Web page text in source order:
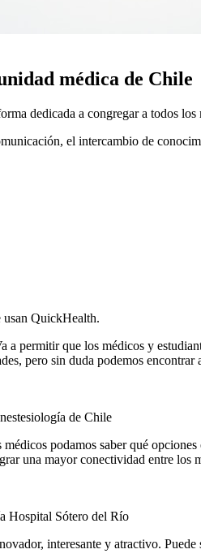
médica de Chile
dedicada a congregar a todos
el intercambio de
usan QuickHealth.
a permitir que los médicos y
pero sin duda podemos
de Chile
podamos saber qué
una mayor conectividad entre los
Hospital Sótero del Río
interesante y atractivo.